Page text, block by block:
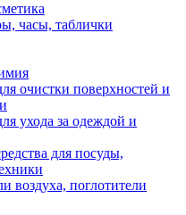
часы, таблички
очистки поверхностей и
ухода за одеждой и
для посуды,
воздуха, поглотители